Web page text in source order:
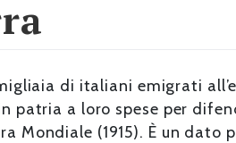
di italiani emigrati
patria a loro spese per
Mondiale (1915). È un